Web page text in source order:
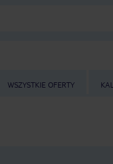
WSZYSTKIE OFERTY